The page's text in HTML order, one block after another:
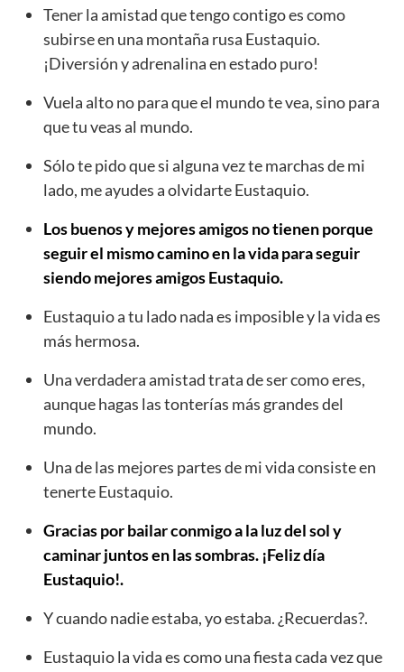
Tener la amistad que tengo contigo es como
subirse en una montaña rusa Eustaquio.
¡Diversión y adrenalina en estado puro!
Vuela alto no para que el mundo te vea, sino para
que tu veas al mundo.
Sólo te pido que si alguna vez te marchas de mi
lado, me ayudes a olvidarte Eustaquio.
Los buenos y mejores amigos no tienen porque
seguir el mismo camino en la vida para seguir
siendo mejores amigos Eustaquio.
Eustaquio a tu lado nada es imposible y la vida es
más hermosa.
Una verdadera amistad trata de ser como eres,
aunque hagas las tonterías más grandes del
mundo.
Una de las mejores partes de mi vida consiste en
tenerte Eustaquio.
Gracias por bailar conmigo a la luz del sol y
caminar juntos en las sombras. ¡Feliz día
Eustaquio!.
Y cuando nadie estaba, yo estaba. ¿Recuerdas?.
Eustaquio la vida es como una fiesta cada vez que